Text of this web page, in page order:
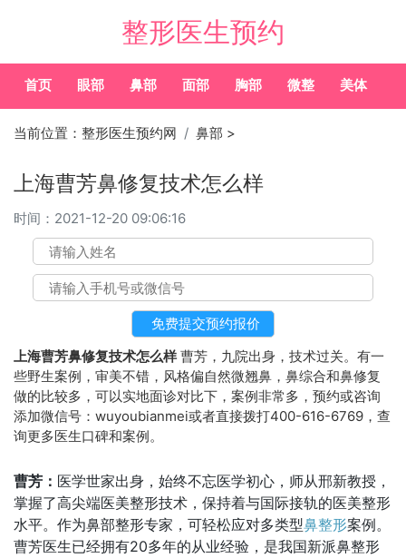
整形医生预约
首页 眼部 鼻部 面部 胸部 微整 美体
当前位置： 整形医生预约网 鼻部 >
上海曹芳鼻修复技术怎么样
时间： 2021-12-20 09:06:16
上海曹芳鼻修复技术怎么样 曹芳，九院出身，技术过关。有一
些野生案例，审美不错，风格偏自然微翘鼻，鼻综合和鼻修复
做的比较多，可以实地面诊对比下，案例非常多，预约或咨询
添加微信号：wuyoubianmei或者直接拨打400-616-6769，查
询更多医生口碑和案例。
曹芳： 医学世家出身，始终不忘医学初心，师从邢新教授，
掌握了高尖端医美整形技术，保持着与国际接轨的医美整形
水平。作为鼻部整形专家，可轻松应对多类型鼻整形案例。
曹芳医生已经拥有20多年的从业经验，是我国新派鼻整形